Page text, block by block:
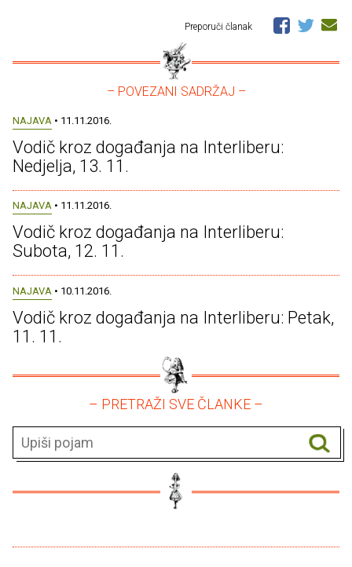
Preporuči članak
– POVEZANI SADRŽAJ –
NAJAVA • 11.11.2016.
Vodič kroz događanja na Interliberu:
Nedjelja, 13. 11.
NAJAVA • 11.11.2016.
Vodič kroz događanja na Interliberu:
Subota, 12. 11.
NAJAVA • 10.11.2016.
Vodič kroz događanja na Interliberu: Petak,
11. 11.
– PRETRAŽI SVE ČLANKE –